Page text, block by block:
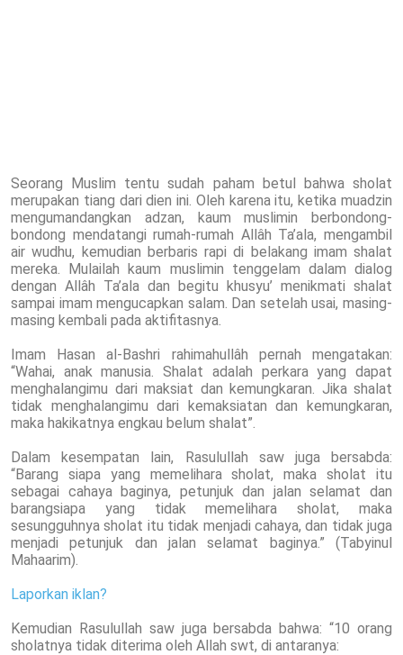
Seorang Muslim tentu sudah paham betul bahwa sholat
merupakan tiang dari dien ini. Oleh karena itu, ketika muadzin
mengumandangkan adzan, kaum muslimin berbondong-
bondong mendatangi rumah-rumah Allâh Ta’ala, mengambil
air wudhu, kemudian berbaris rapi di belakang imam shalat
mereka. Mulailah kaum muslimin tenggelam dalam dialog
dengan Allâh Ta’ala dan begitu khusyu’ menikmati shalat
sampai imam mengucapkan salam. Dan setelah usai, masing-
masing kembali pada aktifitasnya.
Imam Hasan al-Bashri rahimahullâh pernah mengatakan:
“Wahai, anak manusia. Shalat adalah perkara yang dapat
menghalangimu dari maksiat dan kemungkaran. Jika shalat
tidak menghalangimu dari kemaksiatan dan kemungkaran,
maka hakikatnya engkau belum shalat”.
Dalam kesempatan lain, Rasulullah saw juga bersabda:
“Barang siapa yang memelihara sholat, maka sholat itu
sebagai cahaya baginya, petunjuk dan jalan selamat dan
barangsiapa yang tidak memelihara sholat, maka
sesungguhnya sholat itu tidak menjadi cahaya, dan tidak juga
menjadi petunjuk dan jalan selamat baginya.” (Tabyinul
Mahaarim).
Laporkan iklan?
Kemudian Rasulullah saw juga bersabda bahwa: “10 orang
sholatnya tidak diterima oleh Allah swt, di antaranya: